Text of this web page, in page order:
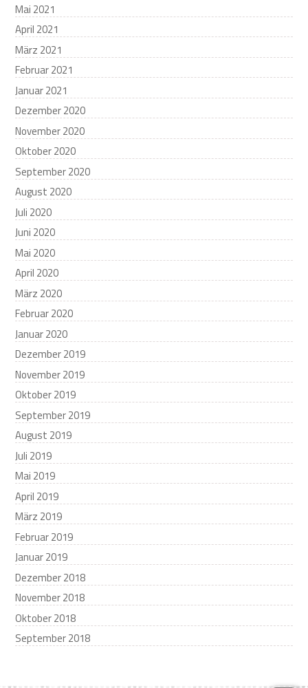
Mai 2021
April 2021
März 2021
Februar 2021
Januar 2021
Dezember 2020
November 2020
Oktober 2020
September 2020
August 2020
Juli 2020
Juni 2020
Mai 2020
April 2020
März 2020
Februar 2020
Januar 2020
Dezember 2019
November 2019
Oktober 2019
September 2019
August 2019
Juli 2019
Mai 2019
April 2019
März 2019
Februar 2019
Januar 2019
Dezember 2018
November 2018
Oktober 2018
September 2018